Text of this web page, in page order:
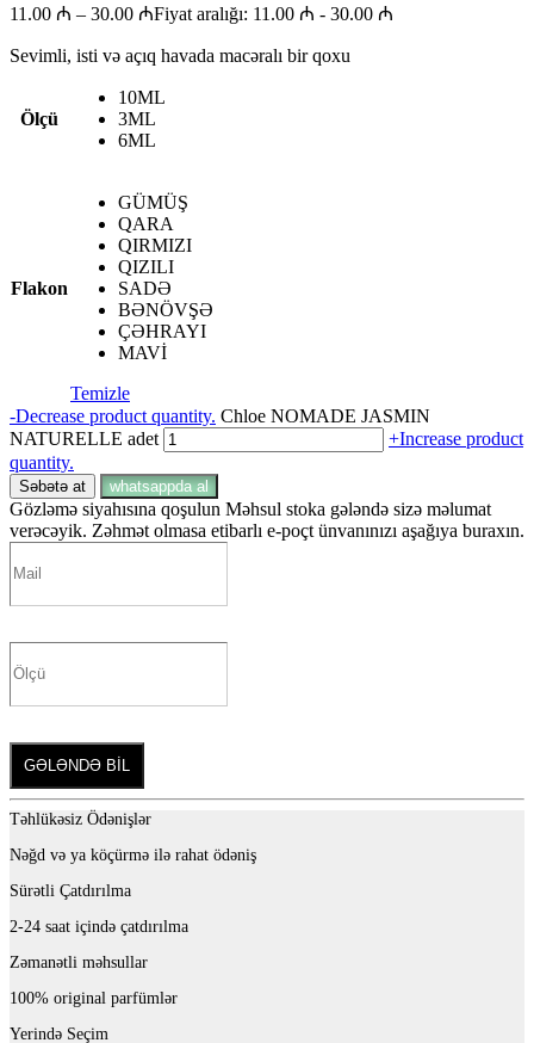
11.00 ₼ – 30.00 ₼Fiyat aralığı: 11.00 ₼ - 30.00 ₼
Sevimli, isti və açıq havada macəralı bir qoxu
Ölçü
10ML
3ML
6ML
Flakon
GÜMÜŞ
QARA
QIRMIZI
QIZILI
SADƏ
BƏNÖVŞƏ
ÇƏHRAYI
MAVİ
Temizle
-Decrease product quantity. Chloe NOMADE JASMIN
NATURELLE adet
+Increase product
quantity.
Səbətə at whatsappda al
Gözləmə siyahısına qoşulun Məhsul stoka gələndə sizə məlumat
verəcəyik. Zəhmət olmasa etibarlı e-poçt ünvanınızı aşağıya buraxın.
GƏLƏNDƏ BİL
Təhlükəsiz Ödənişlər
Nəğd və ya köçürmə ilə rahat ödəniş
Sürətli Çatdırılma
2-24 saat içində çatdırılma
Zəmanətli məhsullar
100% original parfümlər
Yerində Seçim